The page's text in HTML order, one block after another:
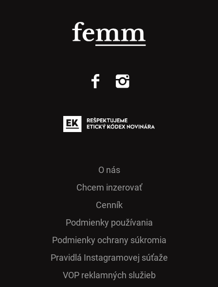
O nás
Chcem inzerovať
Cenník
Podmienky používania
Podmienky ochrany súkromia
Pra­vidlá Ins­ta­gra­mo­vej sú­ťaže
VOP reklamných služieb